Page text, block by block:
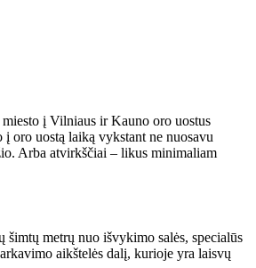
į Vilniaus ir Kauno oro uostus
oro uostą laiką vykstant ne nuosavu
Arba atvirkščiai – likus minimaliam
metrų nuo išvykimo salės, specialūs
aikštelės dalį, kurioje yra laisvų